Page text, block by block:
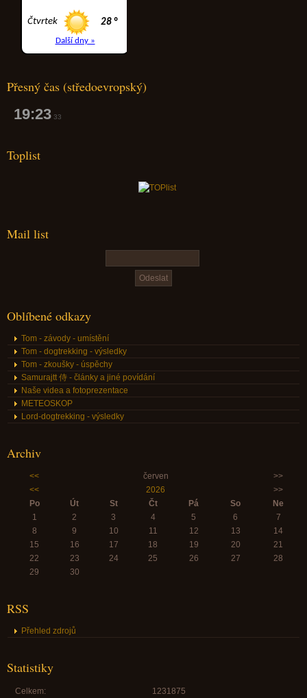
Přesný čas (středoevropský)
19:23 34
Toplist
Mail list
Oblíbené odkazy
Tom - závody - umístění
Tom - dogtrekking - výsledky
Tom - zkoušky - úspěchy
Samurajtt 侍 - články a jiné povídání
Naše videa a fotoprezentace
METEOSKOP
Lord-dogtrekking - výsledky
Archiv
<< červen
>>
<<
2026
>>
Po
Út St Čt Pá So
Ne
1
2 3 4 5 6
7
8
9 10 11 12 13
14
15
16 17 18 19 20
21
22
23 24 25 26 27
28
29
30
RSS
Přehled zdrojů
Statistiky
Celkem: 1231875